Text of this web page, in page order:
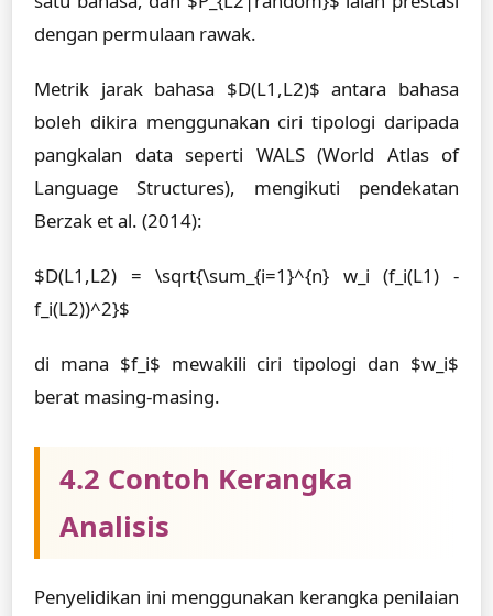
dengan permulaan rawak.
Metrik jarak bahasa $D(L1,L2)$ antara bahasa
boleh dikira menggunakan ciri tipologi daripada
pangkalan data seperti WALS (World Atlas of
Language Structures), mengikuti pendekatan
Berzak et al. (2014):
$D(L1,L2) = \sqrt{\sum_{i=1}^{n} w_i (f_i(L1) -
f_i(L2))^2}$
di mana $f_i$ mewakili ciri tipologi dan $w_i$
berat masing-masing.
4.2 Contoh Kerangka
Analisis
Penyelidikan ini menggunakan kerangka penilaian